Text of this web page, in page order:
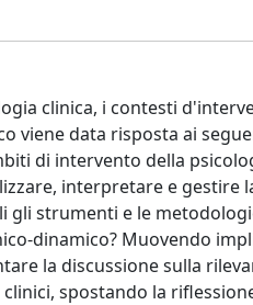
clinica, i contesti
viene data risposta ai
di intervento della
interpretare e gestire
gli strumenti e le
dinamico? Muovendo
la discussione sulla
spostando la